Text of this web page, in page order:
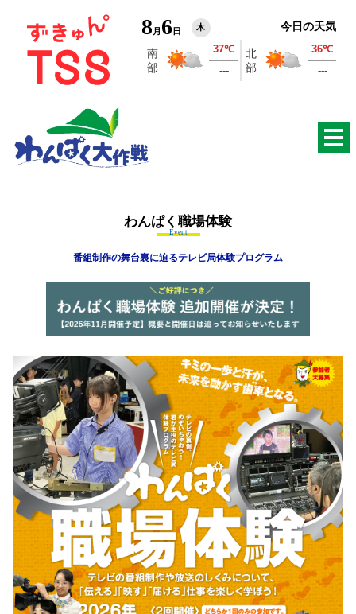
8 月 6日 木 今日の天気
わんぱく職場体験
Event
番組制作の舞台裏に迫るテレビ局体験プログラム